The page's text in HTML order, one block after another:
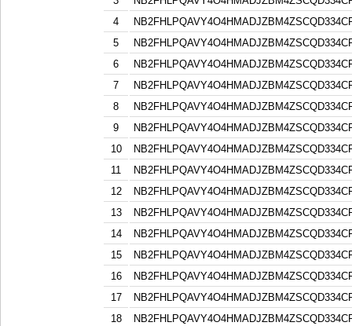
4
5
6
7
8
9
10
11
12
13
14
15
16
17
18